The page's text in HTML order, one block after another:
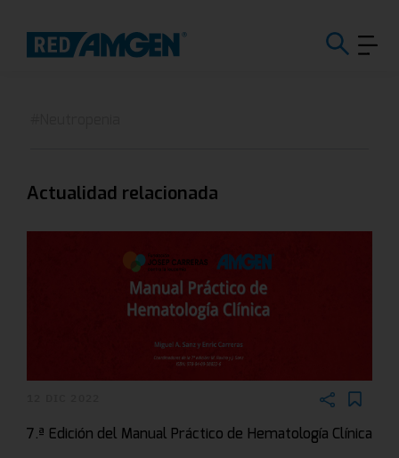
Actualidad relacionada
7.ª Edición del Manual Práctico de Hematología Clínica